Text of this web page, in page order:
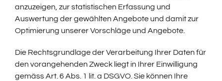
anzuzeigen, zur statistischen Erfassung und
Auswertung der gewählten Angebote und damit zur
Optimierung unserer Vorschläge und Angebote.
Die Rechtsgrundlage der Verarbeitung Ihrer Daten für
den vorangehenden Zweck liegt in Ihrer Einwilligung
gemäss Art. 6 Abs. 1 lit. a DSGVO. Sie können Ihre